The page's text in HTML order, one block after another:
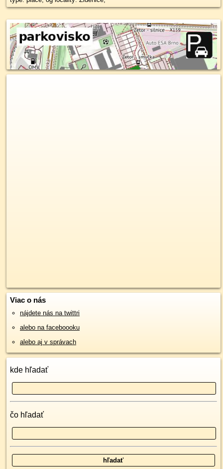
Viac o nás
nájdete nás na twittri
alebo na faceboooku
alebo aj v správach
kde hľadať
čo hľadať